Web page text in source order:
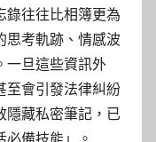
錄往往比相簿更為
思考軌跡、情感波
一旦這些資訊外
至會引發法律糾紛
隱藏私密筆記，已